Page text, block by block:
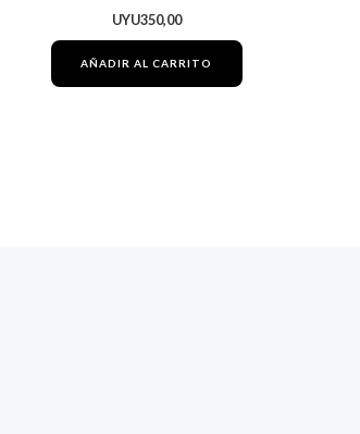
UYU350,00
AÑADIR AL CARRITO